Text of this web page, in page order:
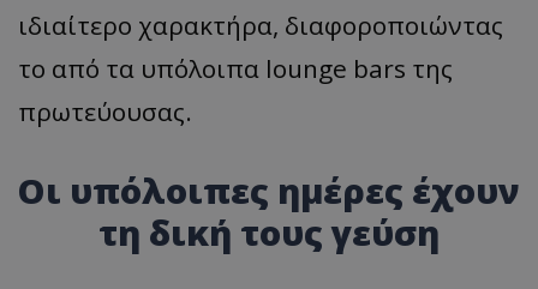
ιδιαίτερο χαρακτήρα, διαφοροποιώντας
το από τα υπόλοιπα lounge bars της
πρωτεύουσας.
Οι υπόλοιπες ημέρες έχουν
τη δική τους γεύση